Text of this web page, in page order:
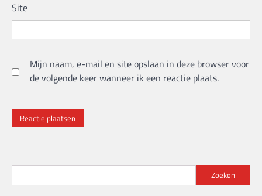
Site
Mijn naam, e-mail en site opslaan in deze browser voor
de volgende keer wanneer ik een reactie plaats.
Zoeken